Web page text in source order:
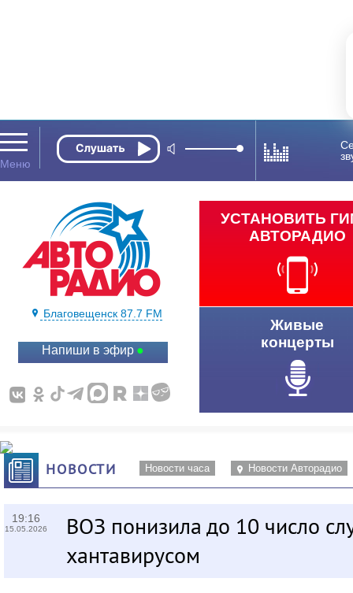
Благовещенск 87.7 FM
Напиши в эфир
УСТАНОВИТЬ
АВТОРАДИО
Живые
концерты
НОВОСТИ Новости часа Новости Авторадио
19:16
15.05.2026
ВОЗ понизила до 10 число
хантавирусом